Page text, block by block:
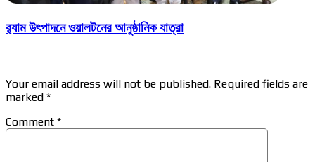
র‌্যাম উৎপাদনে ওয়ালটনের আনুষ্ঠানিক যাত্রা
Your email address will not be published. Required fields are
marked *
Comment *